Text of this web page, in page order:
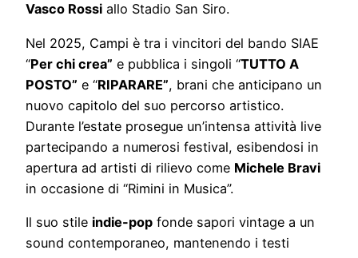
Vasco Rossi allo Stadio San Siro.
Nel 2025, Campi è tra i vincitori del bando SIAE
“Per chi crea” e pubblica i singoli “TUTTO A
POSTO” e “RIPARARE”, brani che anticipano un
nuovo capitolo del suo percorso artistico.
Durante l’estate prosegue un’intensa attività live
partecipando a numerosi festival, esibendosi in
apertura ad artisti di rilievo come Michele Bravi
in occasione di “Rimini in Musica”.
Il suo stile indie-pop fonde sapori vintage a un
sound contemporaneo, mantenendo i testi